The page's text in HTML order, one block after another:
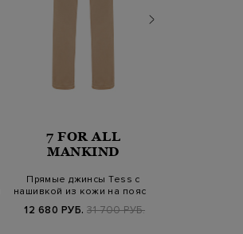
7 FOR ALL
MANKIND
Прямые джинсы Tess с
нашивкой из кожи на поясе
12 680 РУБ. 31 700 РУБ.